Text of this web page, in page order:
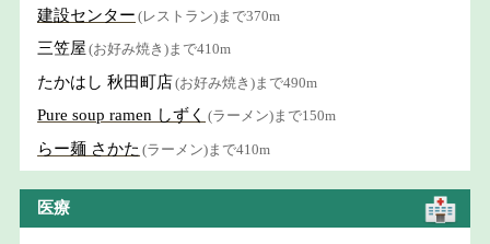
建設センター (レストラン)まで370m
三笠屋 (お好み焼き)まで410m
たかはし 秋田町店(お好み焼き)まで490m
Pure soup ramen しずく (ラーメン)まで150m
らー麺 さかた (ラーメン)まで410m
医療